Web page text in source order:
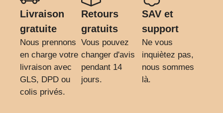
Livraison
gratuite
Nous prennons
en charge votre
livraison avec
GLS, DPD ou
colis privés.
Retours
gratuits
Vous pouvez
changer d'avis
pendant 14
jours.
SAV et
support
Ne vous
inquiètez pas,
nous sommes
là.